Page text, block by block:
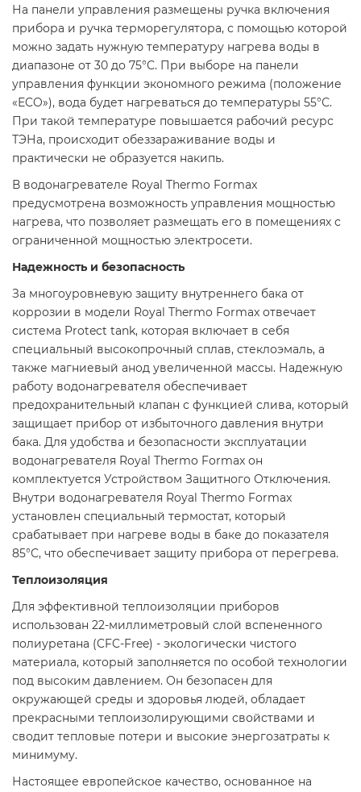
На панели управления размещены ручка включения
прибора и ручка терморегулятора, с помощью которой
можно задать нужную температуру нагрева воды в
диапазоне от 30 до 75°С. При выборе на панели
управления функции экономного режима (положение
«ЕCO»), вода будет нагреваться до температуры 55°С.
При такой температуре повышается рабочий ресурс
ТЭНа, происходит обеззараживание воды и
практически не образуется накипь.
В водонагревателе Royal Thermo Formax
предусмотрена возможность управления мощностью
нагрева, что позволяет размещать его в помещениях с
ограниченной мощностью электросети.
Надежность и безопасность
За многоуровневую защиту внутреннего бака от
коррозии в модели Royal Thermo Formax отвечает
система Protect tank, которая включает в себя
специальный высокопрочный сплав, стеклоэмаль, а
также магниевый анод увеличенной массы. Надежную
работу водонагревателя обеспечивает
предохранительный клапан с функцией слива, который
защищает прибор от избыточного давления внутри
бака. Для удобства и безопасности эксплуатации
водонагревателя Royal Thermo Formax он
комплектуется Устройством Защитного Отключения.
Внутри водонагревателя Royal Thermo Formax
установлен специальный термостат, который
срабатывает при нагреве воды в баке до показателя
85°С, что обеспечивает защиту прибора от перегрева.
Теплоизоляция
Для эффективной теплоизоляции приборов
использован 22-миллиметровый слой вспененного
полиуретана (CFC-Free) - экологически чистого
материала, который заполняется по особой технологии
под высоким давлением. Он безопасен для
окружающей среды и здоровья людей, обладает
прекрасными теплоизолирующими свойствами и
сводит тепловые потери и высокие энергозатраты к
минимуму.
Настоящее европейское качество, основанное на